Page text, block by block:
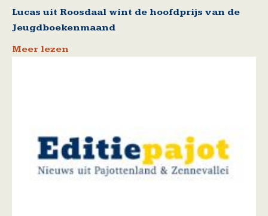
Lucas uit Roosdaal wint de hoofdprijs van de
Jeugdboekenmaand
Meer lezen